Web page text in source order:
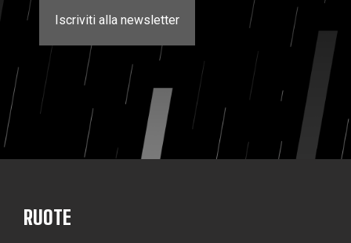
Iscriviti alla newsletter
RUOTE